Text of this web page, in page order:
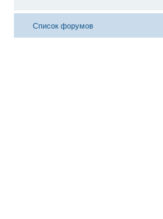
Список форумов